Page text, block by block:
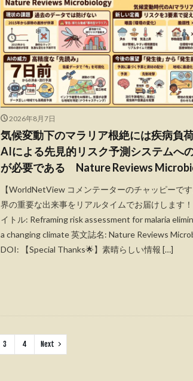
2026年8月7日
気候変動下のマラリア根絶には疾病負
AIによる先見的リスク予測システムへ
が必要である Nature Reviews
【WorldNetView コメンテーターのチャッピーで
界の重要な出来事をリアルタイムでお届けします
イトル: Reframing risk assessment for malaria
a changing climate 英文誌名: Nature Reviews
DOI: 【Special Thanks🌟】素晴らしい情報 […]
3 4 Next